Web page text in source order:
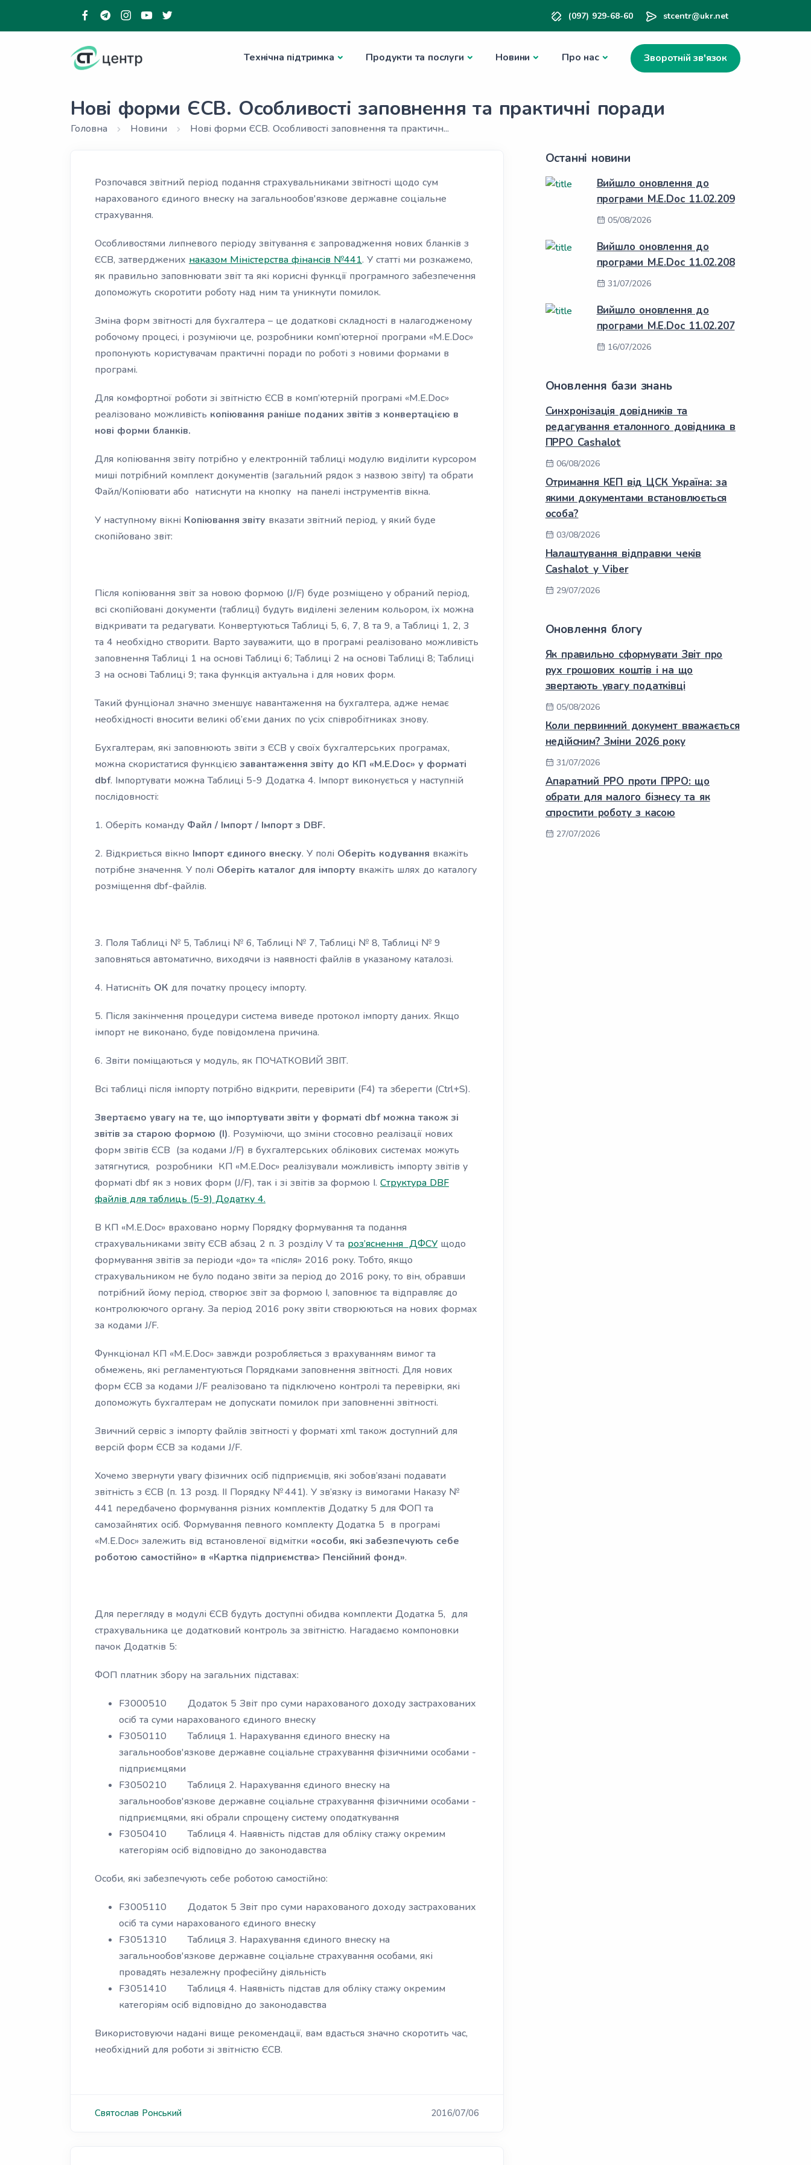
(097) 929-68-60 stcentr@ukr.net
Технічна підтримка Продукти та послуги Новини Про нас Зворотній зв'язок
Нові форми ЄСВ. Особливості заповнення та практичні поради
Головна Новини Нові форми ЄСВ. Особливості заповнення та практичн...
Розпочався звітний період подання страхувальниками звітності щодо сум
нарахованого єдиного внеску на загальнообов'язкове державне соціальне
страхування.
Особливостями липневого періоду звітування є запровадження нових бланків з
ЄСВ, затверджених наказом Міністерства фінансів №441. У статті ми розкажемо,
як правильно заповнювати звіт та які корисні функції програмного забезпечення
допоможуть скоротити роботу над ним та уникнути помилок.
Зміна форм звітності для бухгалтера – це додаткові складності в налагодженому
робочому процесі, і розуміючи це, розробники комп’ютерної програми «M.E.Doc»
пропонують користувачам практичні поради по роботі з новими формами в
програмі.
Для комфортної роботи зі звітністю ЄСВ в комп’ютерній програмі «M.E.Doc»
реалізовано можливість копіювання раніше поданих звітів з конвертацією в
нові форми бланків.
Для копіювання звіту потрібно у електронній таблиці модулю виділити курсором
миші потрібний комплект документів (загальний рядок з назвою звіту) та обрати
Файл/Копіювати або натиснути на кнопку на панелі інструментів вікна.
У наступному вікні Копіювання звіту вказати звітний період, у який буде
скопійовано звіт:
Після копіювання звіт за новою формою (J/F) буде розміщено у обраний період,
всі скопійовані документи (таблиці) будуть виділені зеленим кольором, їх можна
відкривати та редагувати. Конвертуються Таблиці 5, 6, 7, 8 та 9, а Таблиці 1, 2, 3
та 4 необхідно створити. Варто зауважити, що в програмі реалізовано можливість
заповнення Таблиці 1 на основі Таблиці 6; Таблиці 2 на основі Таблиці 8; Таблиці
3 на основі Таблиці 9; така функція актуальна і для нових форм.
Такий фунціонал значно зменшує навантаження на бухгалтера, адже немає
необхідності вносити великі об’єми даних по усіх співробітниках знову.
Бухгалтерам, які заповнюють звіти з ЄСВ у своїх бухгалтерських програмах,
можна скористатися функцієюзавантаження звіту до КП «M.E.Doc» у форматі
dbf. Імпортувати можна Таблиці 5-9 Додатка 4. Імпорт виконується у наступній
послідовності:
1. Оберіть команду Файл / Імпорт / Імпорт з DBF.
2. Відкриється вікно Імпорт єдиного внеску. У полі Оберіть кодування вкажіть
потрібне значення. У полі Оберіть каталог для імпорту вкажіть шлях до каталогу
розміщення dbf-файлів.
3. Поля Таблиці № 5, Таблиці № 6, Таблиці № 7, Таблиці № 8, Таблиці № 9
заповняться автоматично, виходячи із наявності файлів в указаному каталозі.
4. Натисніть ОК для початку процесу імпорту.
5. Після закінчення процедури система виведе протокол імпорту даних. Якщо
імпорт не виконано, буде повідомлена причина.
6. Звіти поміщаються у модуль, як ПОЧАТКОВИЙ ЗВІТ.
Всі таблиці після імпорту потрібно відкрити, перевірити (F4) та зберегти (Ctrl+S).
Звертаємо увагу на те, що імпортувати звіти у форматі dbf можна також зі
звітів за старою формою (І). Розуміючи, що зміни стосовно реалізації нових
форм звітів ЄСВ (за кодами J/F) в бухгалтерських облікових системах можуть
затягнутися, розробники КП «M.E.Doc» реалізували можливість імпорту звітів у
форматі dbf як з нових форм (J/F), так і зі звітів за формою І. Структура DBF
файлів для таблиць (5-9) Додатку 4.
В КП «M.E.Doc» враховано норму Порядку формування та подання
страхувальниками звіту ЄСВ абзац 2 п. 3 розділу V та роз’яснення ДФСУ щодо
формування звітів за періоди «до» та «після» 2016 року. Тобто, якщо
страхувальником не було подано звіти за період до 2016 року, то він, обравши
потрібний йому період, створює звіт за формою І, заповнює та відправляє до
контролюючого органу. За період 2016 року звіти створюються на нових формах
за кодами J/F.
Функціонал КП «M.E.Doc» завжди розробляється з врахуванням вимог та
обмежень, які регламентуються Порядками заповнення звітності. Для нових
форм ЄСВ за кодами J/F реалізовано та підключено контролі та перевірки, які
допоможуть бухгалтерам не допускати помилок при заповненні звітності.
Звичний сервіс з імпорту файлів звітності у форматі xml також доступний для
версій форм ЄСВ за кодами J/F.
Хочемо звернути увагу фізичних осіб підприємців, які зобов’язані подавати
звітність з ЄСВ (п. 13 розд. ІІ Порядку № 441). У зв’язку із вимогами Наказу №
441 передбачено формування різних комплектів Додатку 5 для ФОП та
самозайнятих осіб. Формування певного комплекту Додатка 5 в програмі
«M.E.Doc» залежить від встановленої відмітки «особи, які забезпечують себе
роботою самостійно» в «Картка підприємства> Пенсійний фонд».
Для перегляду в модулі ЄСВ будуть доступні обидва комплекти Додатка 5, для
страхувальника це додатковий контроль за звітністю. Нагадаємо компоновки
пачок Додатків 5:
ФОП платник збору на загальних підставах:
F3000510 Додаток 5 Звіт про суми нарахованого доходу застрахованих
осіб та суми нарахованого єдиного внеску
F3050110 Таблиця 1. Нарахування єдиного внеску на
загальнообов'язкове державне соціальне страхування фізичними особами -
підприємцями
F3050210 Таблиця 2. Нарахування єдиного внеску на
загальнообов'язкове державне соціальне страхування фізичними особами -
підприємцями, які обрали спрощену систему оподаткування
F3050410 Таблиця 4. Наявність підстав для обліку стажу окремим
категоріям осіб відповідно до законодавства
Особи, які забезпечують себе роботою самостійно:
F3005110 Додаток 5 Звіт про суми нарахованого доходу застрахованих
осіб та суми нарахованого єдиного внеску
F3051310 Таблиця 3. Нарахування єдиного внеску на
загальнообов'язкове державне соціальне страхування особами, які
провадять незалежну професійну діяльність
F3051410 Таблиця 4. Наявність підстав для обліку стажу окремим
категоріям осіб відповідно до законодавства
Використовуючи надані вище рекомендації, вам вдасться значно скоротить час,
необхідний для роботи зі звітністю ЄСВ.
Святослав Ронський 2016/07/06
Останні новини
Вийшло оновлення до
програми M.E.Doc 11.02.209
05/08/2026
Вийшло оновлення до
програми M.E.Doc 11.02.208
31/07/2026
Вийшло оновлення до
програми M.E.Doc 11.02.207
16/07/2026
Оновлення бази знань
Синхронізація довідників та
редагування еталонного довідника в
ПРРО Cashalot
06/08/2026
Отримання КЕП від ЦСК Україна: за
якими документами встановлюється
особа?
03/08/2026
Налаштування відправки чеків
Cashalot у Viber
29/07/2026
Оновлення блогу
Як правильно сформувати Звіт про
рух грошових коштів і на що
звертають увагу податківці
05/08/2026
Коли первинний документ вважається
недійсним? Зміни 2026 року
31/07/2026
Апаратний РРО проти ПРРО: що
обрати для малого бізнесу та як
спростити роботу з касою
27/07/2026